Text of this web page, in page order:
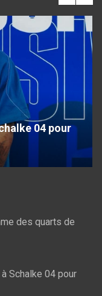
04 pour
des quarts de
Schalke 04 pour